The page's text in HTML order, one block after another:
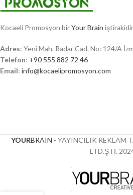
Kocaeli Promosyon birYour Brain
Adres: Yeni Mah. Radar Cad. No: 124/A
Telefon: +90 555 882 72 46
Email: info@kocaelipromosyon.com
YOURBRAIN - YAYINCILIK REKLAM
LTD.ŞTİ.